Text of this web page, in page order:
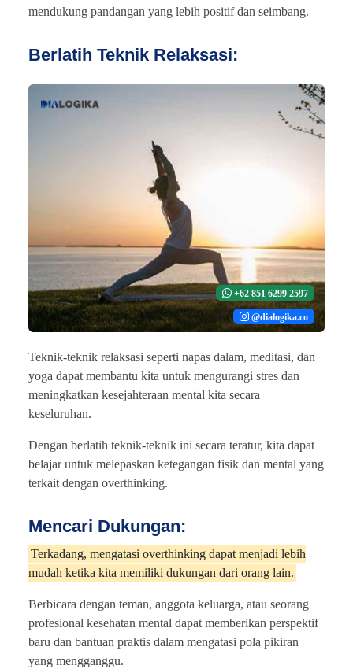
mendukung pandangan yang lebih positif dan seimbang.
Berlatih Teknik Relaksasi:
+62 851 6299 2597
@dialogika.co
Teknik-teknik relaksasi seperti napas dalam, meditasi, dan
yoga dapat membantu kita untuk mengurangi stres dan
meningkatkan kesejahteraan mental kita secara
keseluruhan.
Dengan berlatih teknik-teknik ini secara teratur, kita dapat
belajar untuk melepaskan ketegangan fisik dan mental yang
terkait dengan overthinking.
Mencari Dukungan:
Terkadang, mengatasi overthinking dapat menjadi lebih
mudah ketika kita memiliki dukungan dari orang lain.
Berbicara dengan teman, anggota keluarga, atau seorang
profesional kesehatan mental dapat memberikan perspektif
baru dan bantuan praktis dalam mengatasi pola pikiran
yang mengganggu.